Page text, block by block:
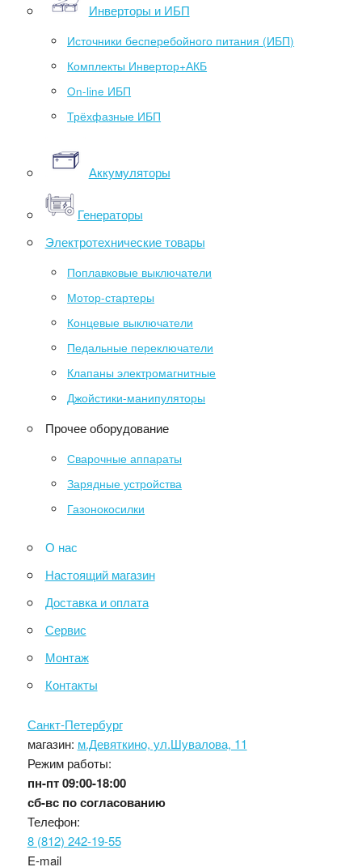
Инверторы и ИБП
Источники бесперебойного питания (ИБП)
Комплекты Инвертор+АКБ
On-line ИБП
Трёхфазные ИБП
Аккумуляторы
Генераторы
Электротехнические товары
Поплавковые выключатели
Мотор-стартеры
Концевые выключатели
Педальные переключатели
Клапаны электромагнитные
Джойстики-манипуляторы
Прочее оборудование
Сварочные аппараты
Зарядные устройства
Газонокосилки
О нас
Настоящий магазин
Доставка и оплата
Сервис
Монтаж
Контакты
Санкт-Петербург
магазин: м.Девяткино, ул.Шувалова, 11
Режим работы:
пн-пт09:00-18:00
сб-вс по согласованию
Телефон:
8 (812) 242-19-55
E-mail